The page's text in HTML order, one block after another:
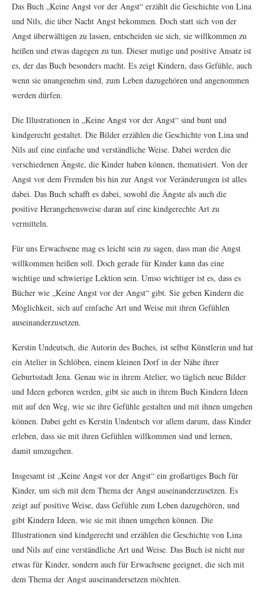
Das Buch „Keine Angst vor der Angst“ erzählt die Geschichte von Lina
und Nils, die über Nacht Angst bekommen. Doch statt sich von der
Angst überwältigen zu lassen, entscheiden sie sich, sie willkommen zu
heißen und etwas dagegen zu tun. Dieser mutige und positive Ansatz ist
es, der das Buch besonders macht. Es zeigt Kindern, dass Gefühle, auch
wenn sie unangenehm sind, zum Leben dazugehören und angenommen
werden dürfen.
Die Illustrationen in „Keine Angst vor der Angst“ sind bunt und
kindgerecht gestaltet. Die Bilder erzählen die Geschichte von Lina und
Nils auf eine einfache und verständliche Weise. Dabei werden die
verschiedenen Ängste, die Kinder haben können, thematisiert. Von der
Angst vor dem Fremden bis hin zur Angst vor Veränderungen ist alles
dabei. Das Buch schafft es dabei, sowohl die Ängste als auch die
positive Herangehensweise daran auf eine kindgerechte Art zu
vermitteln.
Für uns Erwachsene mag es leicht sein zu sagen, dass man die Angst
willkommen heißen soll. Doch gerade für Kinder kann das eine
wichtige und schwierige Lektion sein. Umso wichtiger ist es, dass es
Bücher wie „Keine Angst vor der Angst“ gibt. Sie geben Kindern die
Möglichkeit, sich auf einfache Art und Weise mit ihren Gefühlen
auseinanderzusetzen.
Kerstin Undeutsch, die Autorin des Buches, ist selbst Künstlerin und hat
ein Atelier in Schlöben, einem kleinen Dorf in der Nähe ihrer
Geburtsstadt Jena. Genau wie in ihrem Atelier, wo täglich neue Bilder
und Ideen geboren werden, gibt sie auch in ihrem Buch Kindern Ideen
mit auf den Weg, wie sie ihre Gefühle gestalten und mit ihnen umgehen
können. Dabei geht es Kerstin Undeutsch vor allem darum, dass Kinder
erleben, dass sie mit ihren Gefühlen willkommen sind und lernen,
damit umzugehen.
Insgesamt ist „Keine Angst vor der Angst“ ein großartiges Buch für
Kinder, um sich mit dem Thema der Angst auseinanderzusetzen. Es
zeigt auf positive Weise, dass Gefühle zum Leben dazugehören, und
gibt Kindern Ideen, wie sie mit ihnen umgehen können. Die
Illustrationen sind kindgerecht und erzählen die Geschichte von Lina
und Nils auf eine verständliche Art und Weise. Das Buch ist nicht nur
etwas für Kinder, sondern auch für Erwachsene geeignet, die sich mit
dem Thema der Angst auseinandersetzen möchten.